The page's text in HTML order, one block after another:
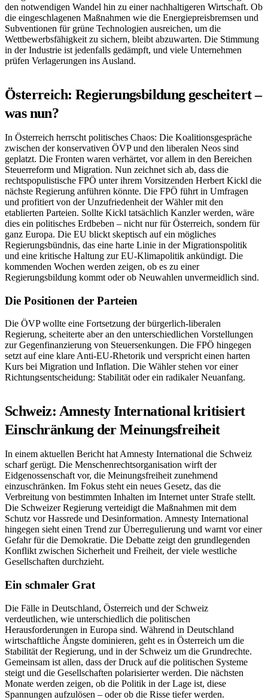
den notwendigen Wandel hin zu einer nachhaltigeren Wirtschaft. Ob
die eingeschlagenen Maßnahmen wie die Energiepreisbremsen und
Subventionen für grüne Technologien ausreichen, um die
Wettbewerbsfähigkeit zu sichern, bleibt abzuwarten. Die Stimmung
in der Industrie ist jedenfalls gedämpft, und viele Unternehmen
prüfen Verlagerungen ins Ausland.
Österreich: Regierungsbildung gescheitert –
was nun?
In Österreich herrscht politisches Chaos: Die Koalitionsgespräche
zwischen der konservativen ÖVP und den liberalen Neos sind
geplatzt. Die Fronten waren verhärtet, vor allem in den Bereichen
Steuerreform und Migration. Nun zeichnet sich ab, dass die
rechtspopulistische FPÖ unter ihrem Vorsitzenden Herbert Kickl die
nächste Regierung anführen könnte. Die FPÖ führt in Umfragen
und profitiert von der Unzufriedenheit der Wähler mit den
etablierten Parteien. Sollte Kickl tatsächlich Kanzler werden, wäre
dies ein politisches Erdbeben – nicht nur für Österreich, sondern für
ganz Europa. Die EU blickt skeptisch auf ein mögliches
Regierungsbündnis, das eine harte Linie in der Migrationspolitik
und eine kritische Haltung zur EU-Klimapolitik ankündigt. Die
kommenden Wochen werden zeigen, ob es zu einer
Regierungsbildung kommt oder ob Neuwahlen unvermeidlich sind.
Die Positionen der Parteien
Die ÖVP wollte eine Fortsetzung der bürgerlich-liberalen
Regierung, scheiterte aber an den unterschiedlichen Vorstellungen
zur Gegenfinanzierung von Steuersenkungen. Die FPÖ hingegen
setzt auf eine klare Anti-EU-Rhetorik und verspricht einen harten
Kurs bei Migration und Inflation. Die Wähler stehen vor einer
Richtungsentscheidung: Stabilität oder ein radikaler Neuanfang.
Schweiz: Amnesty International kritisiert
Einschränkung der Meinungsfreiheit
In einem aktuellen Bericht hat Amnesty International die Schweiz
scharf gerügt. Die Menschenrechtsorganisation wirft der
Eidgenossenschaft vor, die Meinungsfreiheit zunehmend
einzuschränken. Im Fokus steht ein neues Gesetz, das die
Verbreitung von bestimmten Inhalten im Internet unter Strafe stellt.
Die Schweizer Regierung verteidigt die Maßnahmen mit dem
Schutz vor Hassrede und Desinformation. Amnesty International
hingegen sieht einen Trend zur Überregulierung und warnt vor einer
Gefahr für die Demokratie. Die Debatte zeigt den grundlegenden
Konflikt zwischen Sicherheit und Freiheit, der viele westliche
Gesellschaften durchzieht.
Ein schmaler Grat
Die Fälle in Deutschland, Österreich und der Schweiz
verdeutlichen, wie unterschiedlich die politischen
Herausforderungen in Europa sind. Während in Deutschland
wirtschaftliche Ängste dominieren, geht es in Österreich um die
Stabilität der Regierung, und in der Schweiz um die Grundrechte.
Gemeinsam ist allen, dass der Druck auf die politischen Systeme
steigt und die Gesellschaften polarisierter werden. Die nächsten
Monate werden zeigen, ob die Politik in der Lage ist, diese
Spannungen aufzulösen – oder ob die Risse tiefer werden.